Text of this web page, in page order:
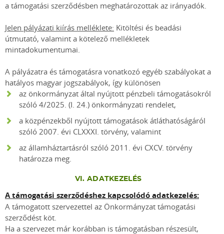
a támogatási szerződésben meghatározottak az irányadók.
Jelen pályázati kiírás melléklete: Kitöltési és beadási
útmutató, valamint a kötelező mellékletek
mintadokumentumai.
A pályázatra és támogatásra vonatkozó egyéb szabályokat a
hatályos magyar jogszabályok, így különösen
az önkormányzat által nyújtott pénzbeli támogatásokról
szóló 4/2025. (I. 24.) önkormányzati rendelet,
a közpénzekből nyújtott támogatások átláthatóságáról
szóló 2007. évi CLXXXI. törvény, valamint
az államháztartásról szóló 2011. évi CXCV. törvény
határozza meg.
VI. ADATKEZELÉS
A támogatási szerződéshez kapcsolódó adatkezelés:
A támogatott szervezettel az Önkormányzat támogatási
szerződést köt.
Ha a szervezet már korábban is támogatásban részesült,